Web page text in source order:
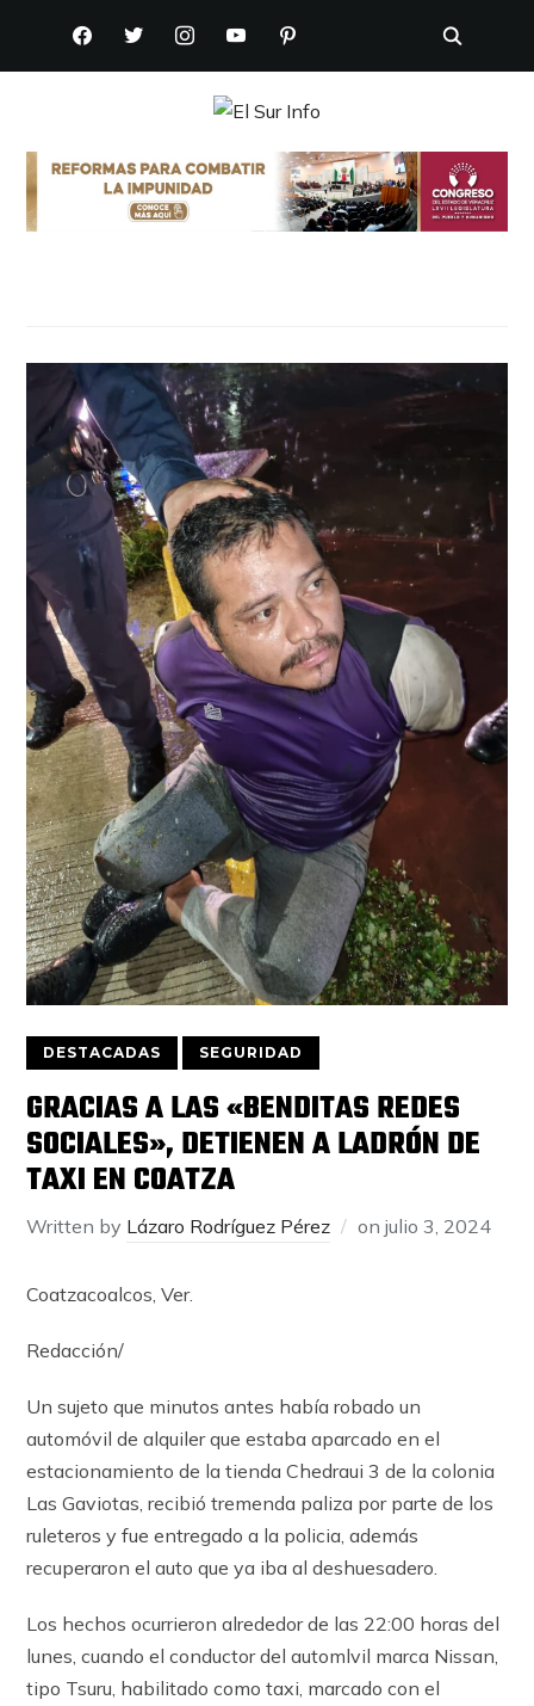
FACEBOOKTWITTERINSTAGRAMYOUTUBEPINTEREST
DESTACADAS SEGURIDAD
GRACIAS A LAS «BENDITAS REDES
SOCIALES», DETIENEN A LADRÓN DE
TAXI EN COATZA
Written by Lázaro Rodríguez Pérez onjulio 3, 2024
Coatzacoalcos, Ver.
Redacción/
Un sujeto que minutos antes había robado un
automóvil de alquiler que estaba aparcado en el
estacionamiento de la tienda Chedraui 3 de la colonia
Las Gaviotas, recibió tremenda paliza por parte de los
ruleteros y fue entregado a la policia, además
recuperaron el auto que ya iba al deshuesadero.
Los hechos ocurrieron alrededor de las 22:00 horas del
lunes, cuando el conductor del automlvil marca Nissan,
tipo Tsuru, habilitado como taxi, marcado con el